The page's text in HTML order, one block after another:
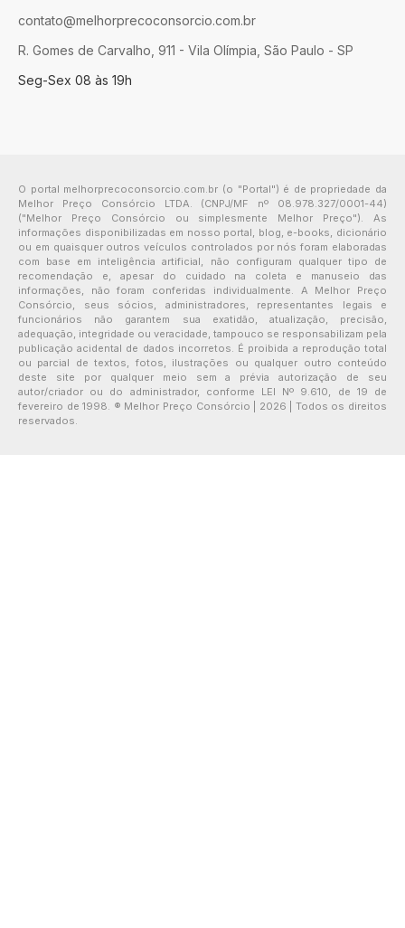
contato@melhorprecoconsorcio.com.br
R. Gomes de Carvalho, 911 - Vila Olímpia, São Paulo - SP
Seg-Sex 08 às 19h
O portal melhorprecoconsorcio.com.br (o "Portal") é de propriedade da
Melhor Preço Consórcio LTDA. (CNPJ/MF nº 08.978.327/0001-44)
("Melhor Preço Consórcio ou simplesmente Melhor Preço"). As
informações disponibilizadas em nosso portal, blog, e-books, dicionário
ou em quaisquer outros veículos controlados por nós foram elaboradas
com base em inteligência artificial, não configuram qualquer tipo de
recomendação e, apesar do cuidado na coleta e manuseio das
informações, não foram conferidas individualmente. A Melhor Preço
Consórcio, seus sócios, administradores, representantes legais e
funcionários não garantem sua exatidão, atualização, precisão,
adequação, integridade ou veracidade, tampouco se responsabilizam pela
publicação acidental de dados incorretos. É proibida a reprodução total
ou parcial de textos, fotos, ilustrações ou qualquer outro conteúdo
deste site por qualquer meio sem a prévia autorização de seu
autor/criador ou do administrador, conforme LEI Nº 9.610, de 19 de
fevereiro de 1998. ® Melhor Preço Consórcio | 2026 | Todos os direitos
reservados.